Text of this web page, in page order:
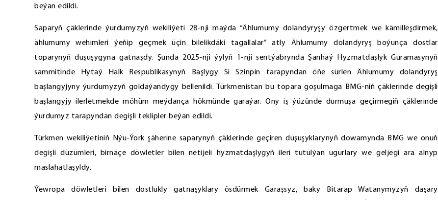
beýan edildi.
Saparyň çäklerinde ýurdumyzyň wekiliýeti 28-nji maýda “Ählumumy dolandyryşy özgertmek we kämilleşdirmek,
ählumumy wehimleri ýeňip geçmek üçin bilelikdäki tagallalar” atly Ählumumy dolandyryş boýunça dostlar
toparynyň duşuşygyna gatnaşdy. Şunda 2025-nji ýylyň 1-nji sentýabrynda Şanhaý Hyzmatdaşlyk Guramasynyň
sammitinde Hytaý Halk Respublikasynyň Başlygy Si Szinpin tarapyndan öňe sürlen Ählumumy dolandyryş
başlangyjyny ýurdumyzyň goldaýandygy bellenildi. Türkmenistan bu topara goşulmaga BMG-niň çäklerinde degişli
başlangyjy ilerletmekde möhüm meýdança hökmünde garaýar. Ony iş ýüzünde durmuşa geçirmegiň çäklerinde
ýurdumyz tarapyndan degişli teklipler beýan edildi.
Türkmen wekiliýetiniň Nýu-Ýork şäherine saparynyň çäklerinde geçiren duşuşyklarynyň dowamynda BMG we onuň
degişli düzümleri, birnäçe döwletler bilen netijeli hyzmatdaşlygyň ileri tutulýan ugurlary we geljegi ara alnyp
maslahatlaşyldy.
Ýewropa döwletleri bilen dostlukly gatnaşyklary ösdürmek Garaşsyz, baky Bitarap Watanymyzyň daşary